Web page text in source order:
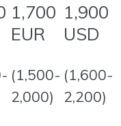
1,700
EUR
(1,500-
2,000)
1,900
USD
(1,600-
2,200)